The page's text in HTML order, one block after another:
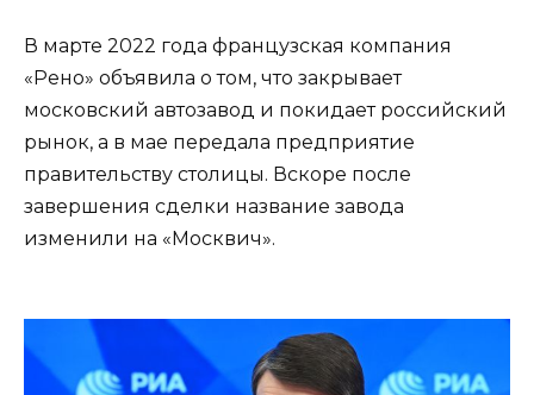
В марте 2022 года французская компания
«Рено» объявила о том, что закрывает
московский автозавод и покидает российский
рынок, а в мае передала предприятие
правительству столицы. Вскоре после
завершения сделки название завода
изменили на «Москвич».